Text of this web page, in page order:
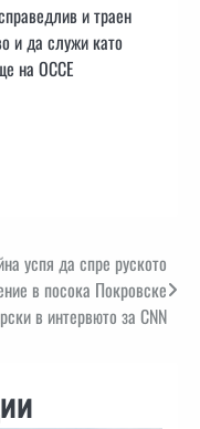
и траен
и да служи като
на ОССЕ
успя да спре руското
в посока Покровске
в интервюто за CNN